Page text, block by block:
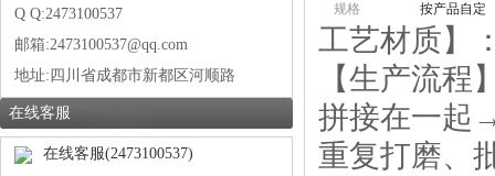
Q Q:2473100537
邮箱:2473100537@qq.com
地址: 四川省成都市新都区河顺路
在线客服
在线客服(2473100537)
规格 按产品自定
工艺材质】
【生产流
拼接在一起
重复打磨、